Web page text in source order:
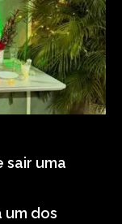
sair uma
um dos